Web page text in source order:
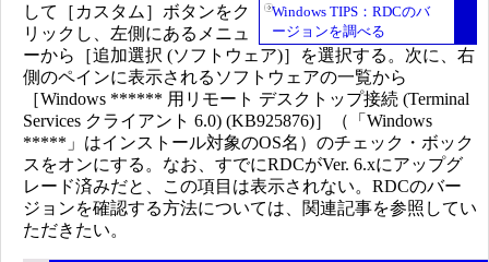
Windows TIPS：RDCのバ
ージョンを調べる
して［カスタム］ボタンをク
リックし、左側にあるメニュ
ーから［追加選択 (ソフトウェア)］を選択する。次に、右
側のペインに表示されるソフトウェアの一覧から
［Windows ****** 用リモート デスクトップ接続 (Terminal
Services クライアント 6.0) (KB925876)］（「Windows
*****」はインストール対象のOS名）のチェック・ボック
スをオンにする。なお、すでにRDCがVer. 6.xにアップグ
レード済みだと、この項目は表示されない。RDCのバー
ジョンを確認する方法については、関連記事を参照してい
ただきたい。